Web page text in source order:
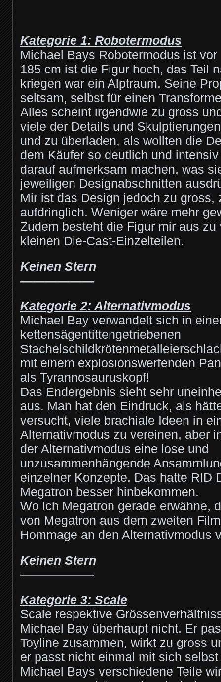
Kategorie 1: Robotermodus
Michael Bays Robotermodus ist
185 cm ist die Figur hoch, das Teil
kriegen war ein Alptraum. Seine
seltsam, selbst für einen
Alles scheint irgendwie zu gross
viele der Details und
und zu überladen, als wollten die
dem Käufer so deutlich und
darauf aufmerksam machen, was
jeweiligen Designabschnitten
Mir ist das Design jedoch zu gross,
aufdringlich. Weniger wäre mehr
Zudem besteht die Figur mir aus
kleinen Die-Cast-Einzelteilen.
Keinen Stern
——————
Kategorie 2: Alternativmodus
Michael Bay verwandelt sich in
kettensägentittengetriebenen
mit einem explosionswerfenden
als Tyrannosauruskopf!
Das Endergebnis sieht sehr
aus. Man hat den Eindruck, als
versucht, viele brachiale Ideen in
Alternativmodus zu vereinen, aber
der Alternativmodus eine lose und
unzusammenhängende
einzelner Konzepte. Das hatte RID
Megatron besser hinbekommen.
Wo ich Megatron gerade erwähne,
von Megatron aus dem zweiten
Hommage an den Alternativmodus
Keinen Stern
——————
Kategorie 3: Scale
Scale respektive
Michael Bay überhaupt nicht. Er
Toyline zusammen, wirkt zu gross
er passt nicht einmal mit sich
Michael Bays verschiedene Teile